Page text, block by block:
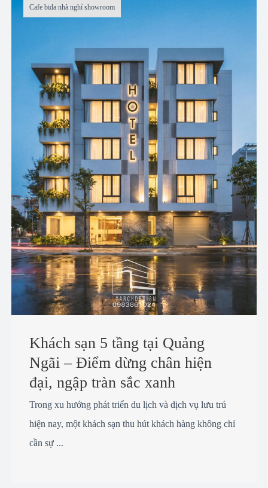
Cafe bida nhà nghỉ showroom
Khách sạn 5 tầng tại Quảng
Ngãi – Điểm dừng chân hiện
đại, ngập tràn sắc xanh
Trong xu hướng phát triển du lịch và dịch vụ lưu trú
hiện nay, một khách sạn thu hút khách hàng không chỉ
cần sự ...